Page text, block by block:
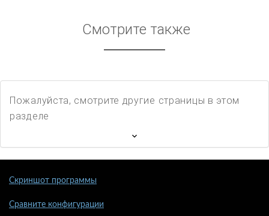
Смотрите также
Пожалуйста, смотрите другие страницы в этом
разделе
Скриншот программы
Сравните конфигурации